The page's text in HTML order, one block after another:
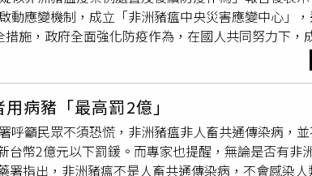
解決廚餘問題。林昭男也提到，台中市府打算以
怕會汙染地下水。他舉例，2018年羅馬尼亞某大型
，最後只能整場撲殺。林昭男說，目前國內對於
得夠深、有無鋪設防水布，而屍體腐化後會產生屍
外傳播。林昭男建議，如果養豬場使用了地下水，
動應變機制，成立「非洲豬瘟中央災害應變中心」
施，政府全面強化防疫作為，在國人共同努力下，
部陳駿季部長回報臺中市動保處送檢的
檢
急啟動應變機制，並於昨（22）日召開首次緊急應
續處置後，再啟動其他方案，全面採取積極有效的
關危險。而在發生病例的周遭縣市，也須確實做
所，由農業部次長進駐，並由陳時中政委督導，掌
病豬「最高罰2億」
呼籲民眾不須恐慌，非洲豬瘟非人畜共通傳染病，
台幣2億元以下罰鍰。而專家也提醒，無論是否有非
指出，非洲豬瘟不是人畜共通傳染病，不會感染人